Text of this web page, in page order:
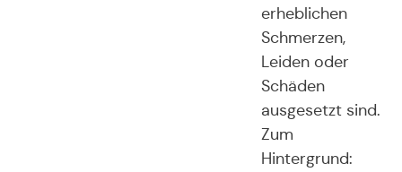
erheblichen
Schmerzen,
Leiden oder
Schäden
ausgesetzt sind.
Zum
Hintergrund: